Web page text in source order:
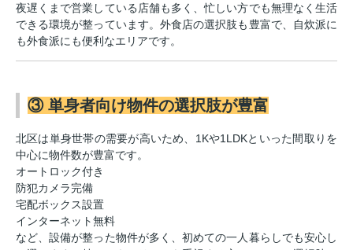
夜遅くまで営業している店舗も多く、忙しい方でも無理なく生活
できる環境が整っています。外食店の選択肢も豊富で、自炊派に
も外食派にも便利なエリアです。
③ 単身者向け物件の選択肢が豊富
北区は単身世帯の需要が高いため、1Kや1LDKといった間取りを
中心に物件数が豊富です。
オートロック付き
防犯カメラ完備
宅配ボックス設置
インターネット無料
など、設備が整った物件が多く、初めての一人暮らしでも安心し